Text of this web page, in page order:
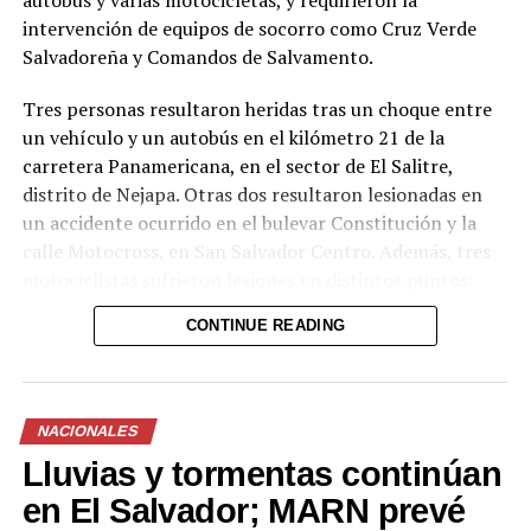
intervención de equipos de socorro como Cruz Verde
Salvadoreña y Comandos de Salvamento.
Tres personas resultaron heridas tras un choque entre
un vehículo y un autobús en el kilómetro 21 de la
carretera Panamericana, en el sector de El Salitre,
distrito de Nejapa. Otras dos resultaron lesionadas en
un accidente ocurrido en el bulevar Constitución y la
calle Motocross, en San Salvador Centro. Además, tres
uno en el kilómetro 17 de la Panamericana (sector La
Flecha, San Martín), otro en el kilómetro 36½ de la
Los socorristas estabilizaron a las víctimas en el lugar y
las trasladaron a centros asistenciales para continuar
con la atención médica. Las autoridades insisten en la
CONTINUE READING
NACIONALES
Lluvias y tormentas continúan
en El Salvador; MARN prevé